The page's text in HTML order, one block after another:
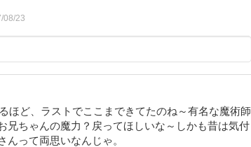
08/23
ほど、ラストでここまできてたのね～有名な魔術師
兄ちゃんの魔力？戻ってほしいな～しかも昔は気付
って両思いなんじゃ。